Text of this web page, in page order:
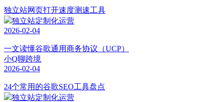
独立站网页打开速度测速工具
独立站定制化运营
2026-02-04
一文读懂谷歌通用商务协议（UCP）
小Q聊跨境
2026-02-04
24个常用的谷歌SEO工具盘点
独立站定制化运营